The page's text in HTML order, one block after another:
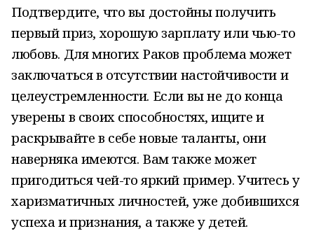
Подтвердите, что вы достойны получить
первый приз, хорошую зарплату или чью-то
любовь. Для многих Раков проблема может
заключаться в отсутствии настойчивости и
целеустремленности. Если вы не до конца
уверены в своих способностях, ищите и
раскрывайте в себе новые таланты, они
наверняка имеются. Вам также может
пригодиться чей-то яркий пример. Учитесь у
харизматичных личностей, уже добившихся
успеха и признания, а также у детей.